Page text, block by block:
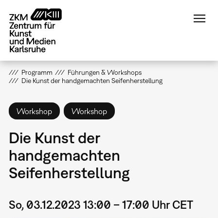
zum
Inhalt
Programm
Führungen & Workshops
Die Kunst der handgemachten Seifenherstellung
Workshop Workshop
Die Kunst der
handgemachten
Seifenherstellung
So, 03.12.2023 13:00 – 17:00 Uhr CET